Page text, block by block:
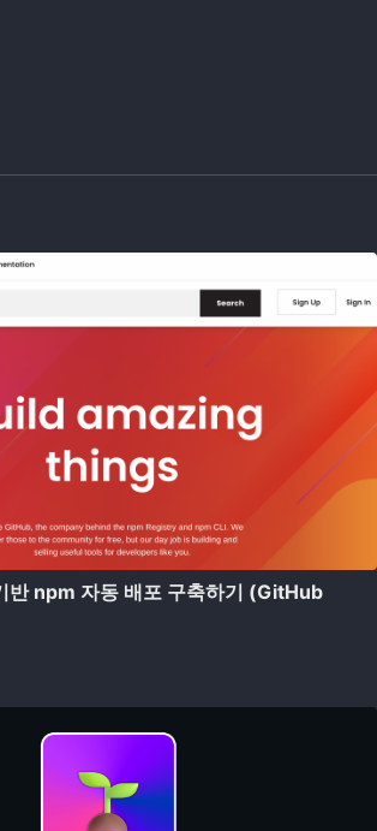
npm 자동 배포 구축하기 (GitHub